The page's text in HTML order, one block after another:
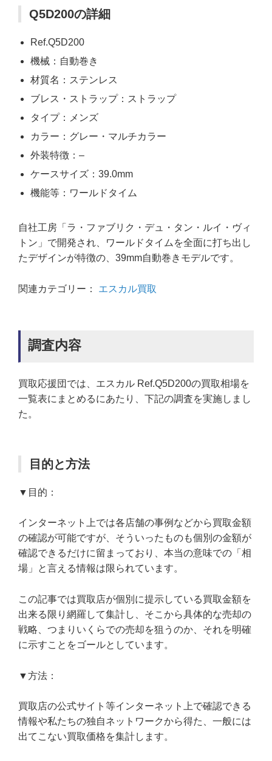
Q5D200の詳細
Ref.Q5D200
機械：自動巻き
材質名：ステンレス
ブレス・ストラップ：ストラップ
タイプ：メンズ
カラー：グレー・マルチカラー
外装特徴：–
ケースサイズ：39.0mm
機能等：ワールドタイム
自社工房「ラ・ファブリク・デュ・タン・ルイ・ヴィ
トン」で開発され、ワールドタイムを全面に打ち出し
たデザインが特徴の、39mm自動巻きモデルです。
関連カテゴリー： エスカル買取
調査内容
買取応援団では、エスカル Ref.Q5D200の買取相場を
一覧表にまとめるにあたり、下記の調査を実施しまし
た。
目的と方法
▼目的：
インターネット上では各店舗の事例などから買取金額
の確認が可能ですが、そういったものも個別の金額が
確認できるだけに留まっており、本当の意味での「相
場」と言える情報は限られています。
この記事では買取店が個別に提示している買取金額を
出来る限り網羅して集計し、そこから具体的な売却の
戦略、つまりいくらでの売却を狙うのか、それを明確
に示すことをゴールとしています。
▼方法：
買取店の公式サイト等インターネット上で確認できる
情報や私たちの独自ネットワークから得た、一般には
出てこない買取価格を集計します。